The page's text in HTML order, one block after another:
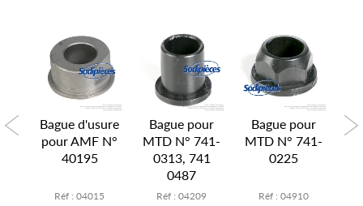
Bague d'usure
pour AMF N°
40195
Réf : 04015
Bague pour
MTD N° 741-
0313, 741
0487
Réf : 04209
Bague pour
MTD N° 741-
0225
Réf : 04910